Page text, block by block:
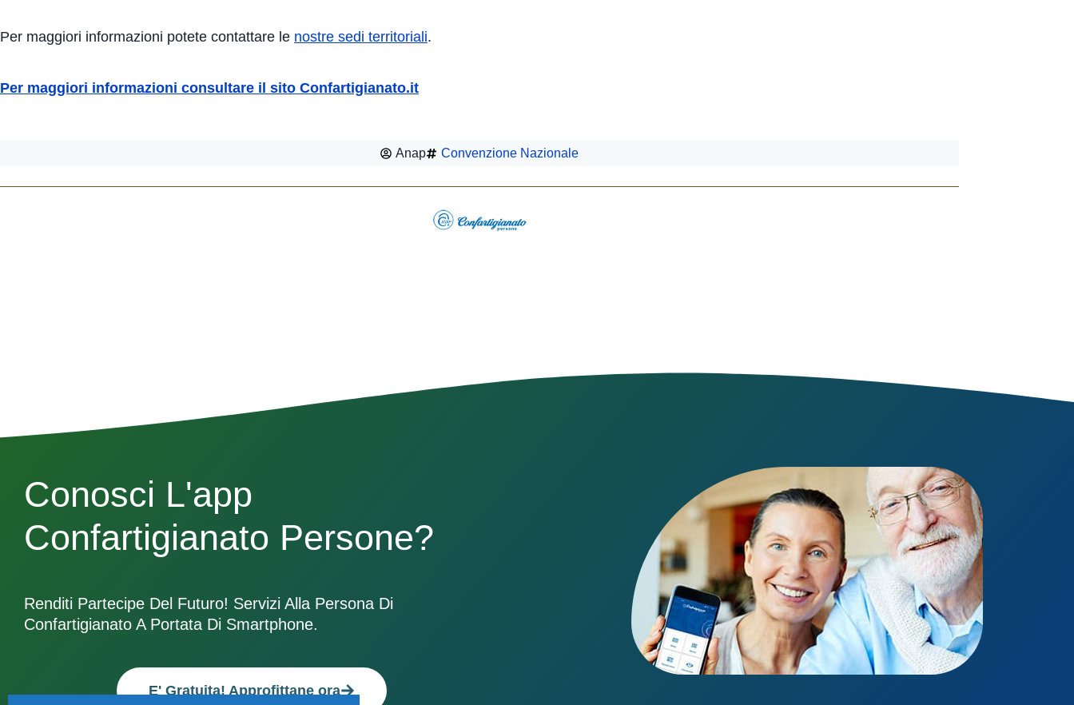
Per maggiori informazioni potete contattare le nostre sedi territoriali.
Per maggiori informazioni consultare il sito Confartigianato.it
Anap Convenzione Nazionale
Conosci L'app
Confartigianato Persone?
Renditi Partecipe Del Futuro! Servizi Alla Persona Di
Confartigianato A Portata Di Smartphone.
E' Gratuita! Approfittane ora